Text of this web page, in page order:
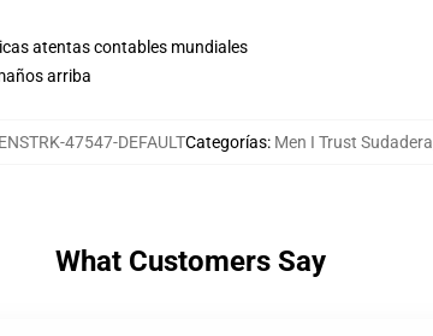
atentas contables mundiales
arriba
47547-DEFAULTCategorías: Men I Trust Sudadera
What Customers Say